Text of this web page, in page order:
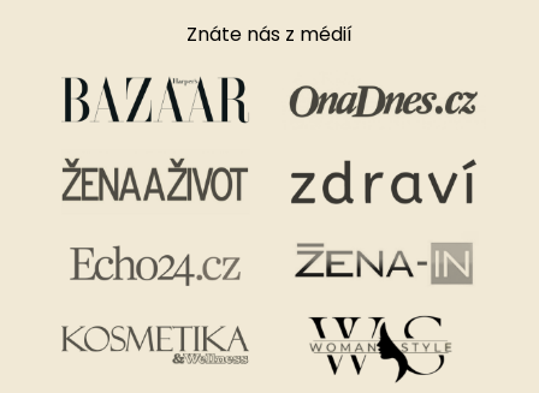
Znáte nás z médií